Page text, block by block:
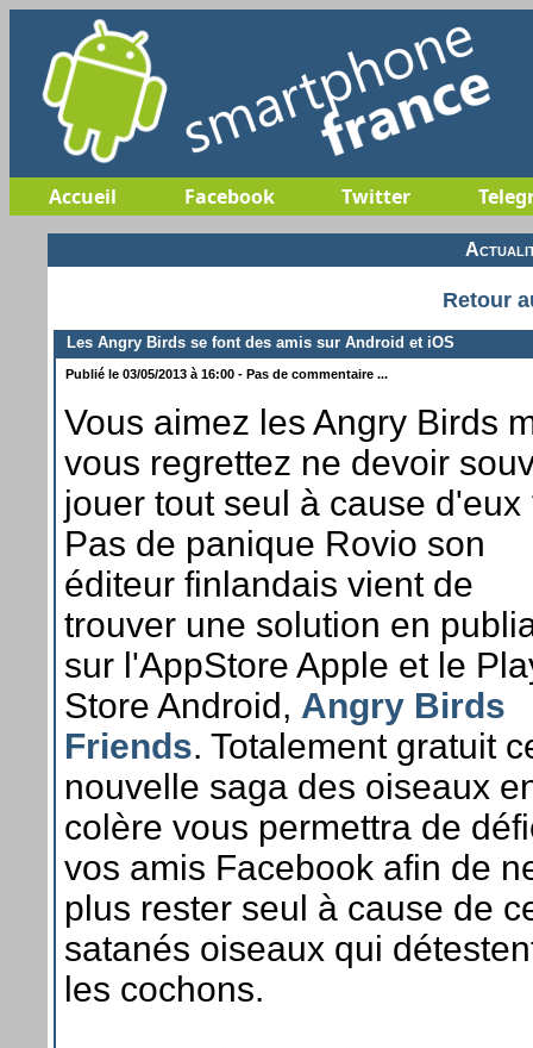
Accueil Facebook Twitter
Retour
Les Angry Birds se font des amis sur Android et iOS
Publié le 03/05/2013 à 16:00 - Pas de commentaire ...
Vous aimez les Angry Birds
vous regrettez ne devoir
jouer tout seul à cause d'eux
Pas de panique Rovio son
éditeur finlandais vient de
trouver une solution en
sur l'AppStore Apple et le
Store Android, Angry Birds
Friends. Totalement gratuit
nouvelle saga des oiseaux
colère vous permettra de
vos amis Facebook afin de
plus rester seul à cause de
satanés oiseaux qui
les cochons.